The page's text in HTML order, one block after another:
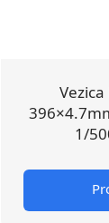
Vezica
1/